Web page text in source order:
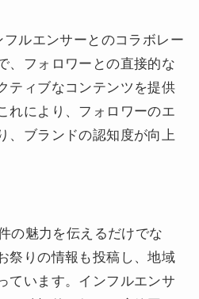
ルエンサーとのコラボレー
、フォロワーとの直接的な
ティブなコンテンツを提供
れにより、フォロワーのエ
、ブランドの認知度が向上
の魅力を伝えるだけでな
祭りの情報も投稿し、地域
ています。インフルエンサ